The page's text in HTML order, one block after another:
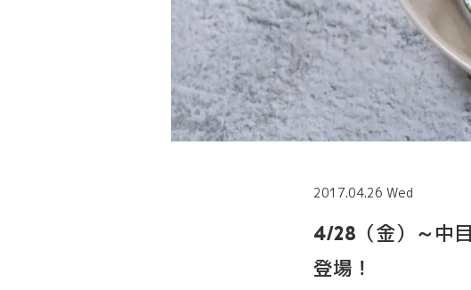
2017.04.26 Wed
4/28（金）～中
登場！